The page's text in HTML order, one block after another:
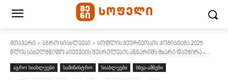
მთავარი აგრო სიახლეები
სოფლის მეურნეობის კომიტეტმა 2025
წლის სახელმწიფო ბიუჯეტის შესრულების ანგარიშს მხარი დაუჭირა -...
აგრო სიახლეები სამინისტრო სიახლეები სხვა-ამბები